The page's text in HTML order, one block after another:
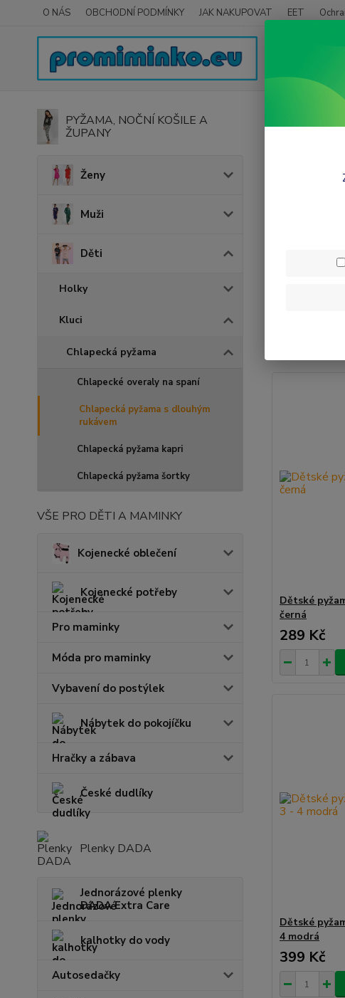
O NÁS OBCHODNÍ PODMÍNKY JAK NAKUPOVAT EET
PYŽAMA, NOČNÍ KOŠILE A
ŽUPANY
Ženy
Muži
Děti
Holky
Kluci
Chlapecká pyžama
Chlapecké overaly na spaní
Chlapecká pyžama s dlouhým
rukávem
Chlapecká pyžama kapri
Chlapecká pyžama šortky
VŠE PRO DĚTI A MAMINKY
Kojenecké oblečení
Kojenecké potřeby
Pro maminky
Móda pro maminky
Vybavení do postýlek
Nábytek do pokojíčku
Hračky a zábava
České dudlíky
Plenky DADA
Jednorázové plenky
DADA Extra Care
kalhotky do vody
Autosedačky
Dětské
černá
289 Kč
Dětské
4 modrá
399 Kč